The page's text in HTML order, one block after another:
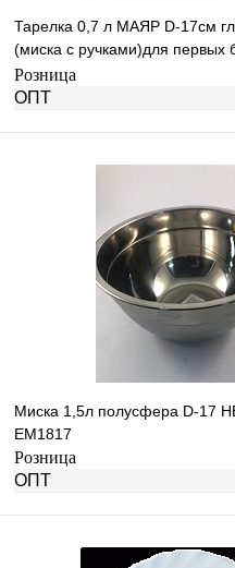
Тарелка 0,7 л МАЯР D-17см
(миска с ручками)для первых
120
Розница
ОПТ
Купить в 1 клик К
В избранное
Миска 1,5л полусфера D-17
ЕМ1817
Розница
ОПТ
В